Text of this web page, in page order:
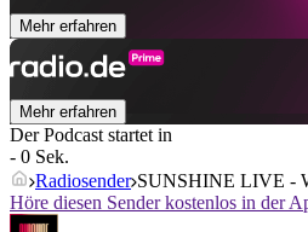
Mehr erfahren
Mehr erfahren
Der Podcast startet in
- 0 Sek.
Radiosender SUNSHINE LIVE -
Höre diesen Sender kostenlos in der